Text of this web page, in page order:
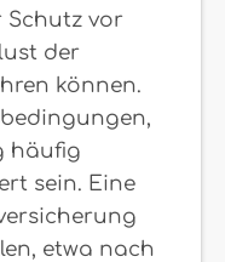
Schutz vor
der
können.
häufig
sein. Eine
etwa nach